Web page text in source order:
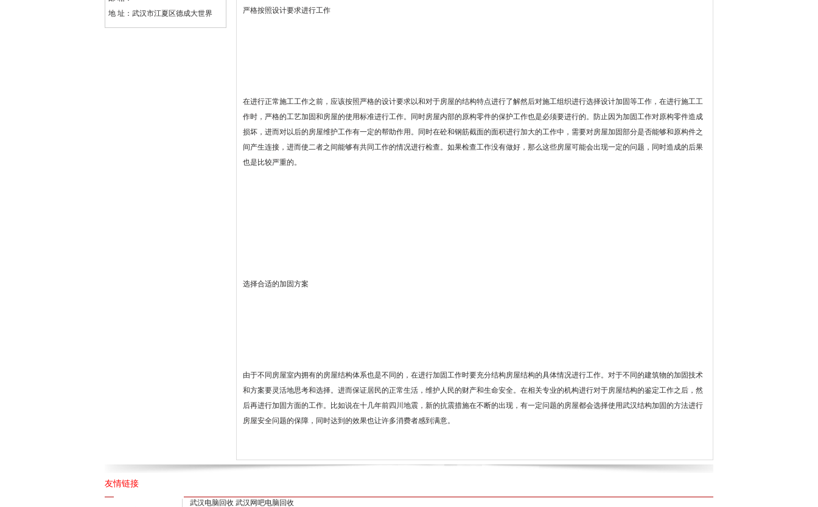
地 址： 武汉市江夏区德成大世界 严格按照设计要求进行工作
在进行正常施工工作之前，应该按照严格的设计要求以和对于房屋的结构特点进行了解然后对施工组织进行选择设计加固等工作，在进行施工工
作时，严格的工艺加固和房屋的使用标准进行工作。同时房屋内部的原构零件的保护工作也是必须要进行的。防止因为加固工作对原构零件造成
损坏，进而对以后的房屋维护工作有一定的帮助作用。同时在砼和钢筋截面的面积进行加大的工作中，需要对房屋加固部分是否能够和原构件之
间产生连接，进而使二者之间能够有共同工作的情况进行检查。如果检查工作没有做好，那么这些房屋可能会出现一定的问题，同时造成的后果
也是比较严重的。
选择合适的加固方案
由于不同房屋室内拥有的房屋结构体系也是不同的，在进行加固工作时要充分结构房屋结构的具体情况进行工作。对于不同的建筑物的加固技术
和方案要灵活地思考和选择。进而保证居民的正常生活，维护人民的财产和生命安全。在相关专业的机构进行对于房屋结构的鉴定工作之后，然
后再进行加固方面的工作。比如说在十几年前四川地震，新的抗震措施在不断的出现，有一定问题的房屋都会选择使用武汉结构加固的方法进行
房屋安全问题的保障，同时达到的效果也让许多消费者感到满意。
友情链接
武汉电脑回收 武汉网吧电脑回收